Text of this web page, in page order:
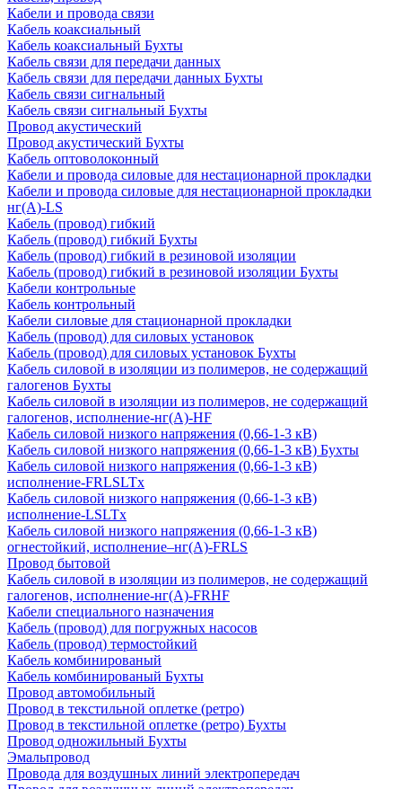
Кабели и провода связи
Кабель коаксиальный
Кабель коаксиальный Бухты
Кабель связи для передачи данных
Кабель связи для передачи данных Бухты
Кабель связи сигнальный
Кабель связи сигнальный Бухты
Провод акустический
Провод акустический Бухты
Кабель оптоволоконный
Кабели и провода силовые для нестационарной прокладки
Кабели и провода силовые для нестационарной прокладки
нг(А)-LS
Кабель (провод) гибкий
Кабель (провод) гибкий Бухты
Кабель (провод) гибкий в резиновой изоляции
Кабель (провод) гибкий в резиновой изоляции Бухты
Кабели контрольные
Кабель контрольный
Кабели силовые для стационарной прокладки
Кабель (провод) для силовых установок
Кабель (провод) для силовых установок Бухты
Кабель силовой в изоляции из полимеров, не содержащий
галогенов Бухты
Кабель силовой в изоляции из полимеров, не содержащий
галогенов, исполнение-нг(А)-HF
Кабель силовой низкого напряжения (0,66-1-3 кВ)
Кабель силовой низкого напряжения (0,66-1-3 кВ) Бухты
Кабель силовой низкого напряжения (0,66-1-3 кВ)
исполнение-FRLSLTx
Кабель силовой низкого напряжения (0,66-1-3 кВ)
исполнение-LSLTx
Кабель силовой низкого напряжения (0,66-1-3 кВ)
огнестойкий, исполнение–нг(А)-FRLS
Провод бытовой
Кабель силовой в изоляции из полимеров, не содержащий
галогенов, исполнение-нг(А)-FRHF
Кабели специального назначения
Кабель (провод) для погружных насосов
Кабель (провод) термостойкий
Кабель комбинированый
Кабель комбинированый Бухты
Провод автомобильный
Провод в текстильной оплетке (ретро)
Провод в текстильной оплетке (ретро) Бухты
Провод одножильный Бухты
Эмальпровод
Провода для воздушных линий электропередач